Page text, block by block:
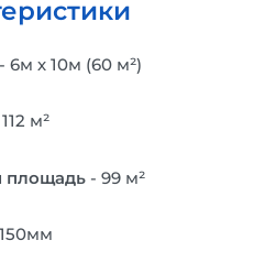
- 6м х 10м (60 м²)
м²
площадь - 99 м²